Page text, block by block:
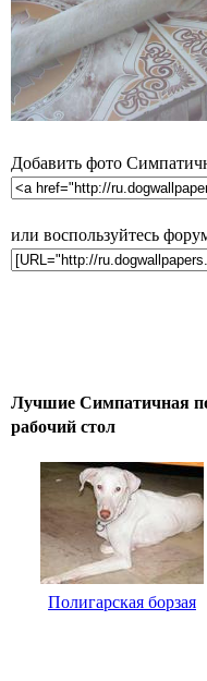
Добавить фото
или воспользуйтесь
Лучшие Симпатичная
рабочий стол
Полигарская борзая